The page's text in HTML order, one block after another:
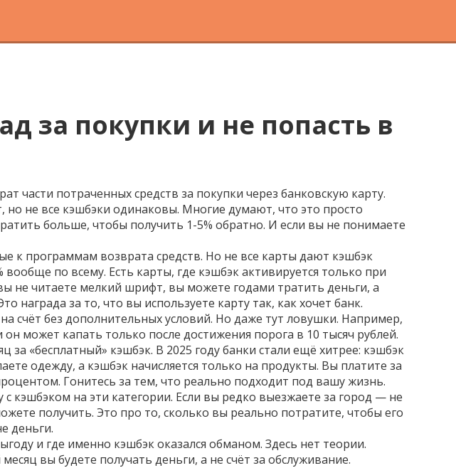
за покупки и не попасть в
части потраченных средств за покупки через банковскую карту.
но не все кэшбэки одинаковы. Многие думают, что это просто
больше, чтобы получить 1-5% обратно. И если вы не понимаете
к программам возврата средств. Но не все карты дают кэшбэк
по всему. Есть карты, где кэшбэк активируется только при
не читаете мелкий шрифт, вы можете годами тратить деньги, а
за то, что вы используете карту так, как хочет банк.
счёт без дополнительных условий. Но даже тут ловушки. Например,
может капать только после достижения порога в 10 тысяч рублей.
«бесплатный» кэшбэк. В 2025 году банки стали ещё хитрее: кэшбэк
одежду, а кэшбэк начисляется только на продукты. Вы платите за
Гонитесь за тем, что реально подходит под вашу жизнь.
кэшбэком на эти категории. Если вы редко выезжаете за город — не
получить. Это про то, сколько вы реально потратите, чтобы его
деньги.
и где именно кэшбэк оказался обманом. Здесь нет теории.
вы будете получать деньги, а не счёт за обслуживание.